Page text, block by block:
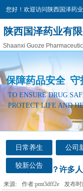
您好！欢迎访问陕西国泽药
Shaanxi Guoze
陕西国泽药业有限
保障药品安全 守
TO ENSURE DRUG
PROTECT LIFE AND
日常养生 公司
较新公告
药品是什么？许多
来源: 作者:pmt3dff2e 发布时